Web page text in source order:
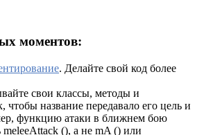
моментов:
. Делайте свой код более
свои классы, методы и
чтобы название передавало его цель и
функцию атаки в ближнем бою
meleeAttack (), а не mA () или